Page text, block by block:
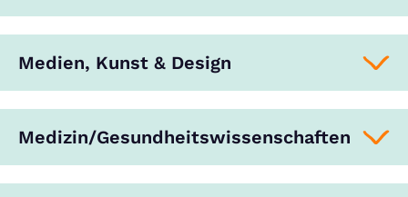
Medien, Kunst & Design
Medizin/Gesundheitswissenschaften